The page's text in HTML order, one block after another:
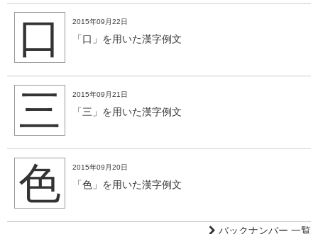
口 2015年09月22日
「口」を用いた漢字例文
三 2015年09月21日
「三」を用いた漢字例文
色 2015年09月20日
「色」を用いた漢字例文
バックナンバー 一覧